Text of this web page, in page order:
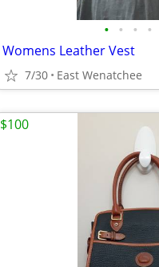
• • • •
Womens Leather Vest
7/30 East Wenatchee
$100